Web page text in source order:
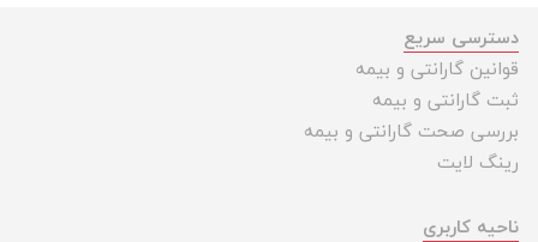
دسترسی سریع
قوانین گارانتی و بیمه
ثبت گارانتی و بیمه
بررسی صحت گارانتی و بیمه
رینگ لایت
ناحیه کاربری